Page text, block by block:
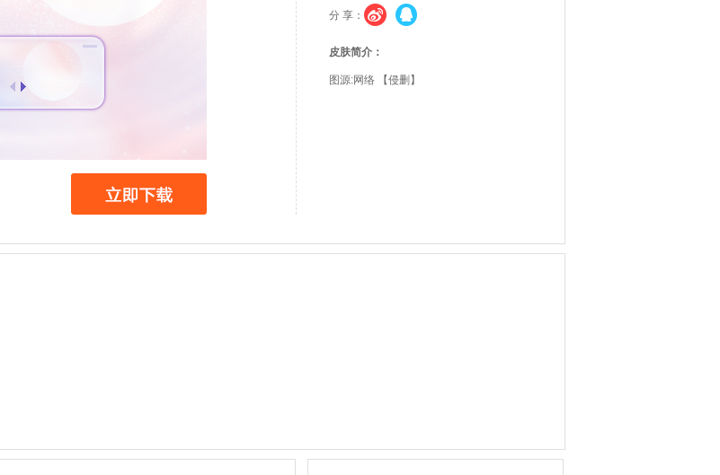
分 享：
皮肤简介：
图源:网络 【侵删】